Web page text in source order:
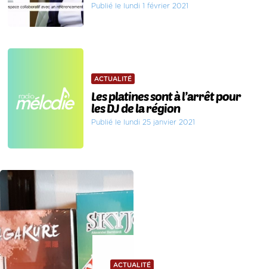
Publié le lundi 1 février 2021
ACTUALITÉ
Les platines sont à l’arrêt pour
les DJ de la région
Publié le lundi 25 janvier 2021
ACTUALITÉ